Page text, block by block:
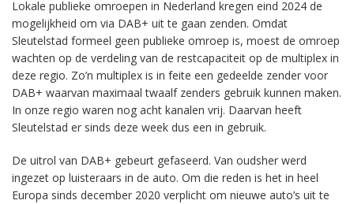
Lokale publieke omroepen in Nederland kregen eind 2024 de
mogelijkheid om via DAB+ uit te gaan zenden. Omdat
Sleutelstad formeel geen publieke omroep is, moest de omroep
wachten op de verdeling van de restcapaciteit op de multiplex in
deze regio. Zo’n multiplex is in feite een gedeelde zender voor
DAB+ waarvan maximaal twaalf zenders gebruik kunnen maken.
In onze regio waren nog acht kanalen vrij. Daarvan heeft
Sleutelstad er sinds deze week dus een in gebruik.
De uitrol van DAB+ gebeurt gefaseerd. Van oudsher werd
ingezet op luisteraars in de auto. Om die reden is het in heel
Europa sinds december 2020 verplicht om nieuwe auto’s uit te